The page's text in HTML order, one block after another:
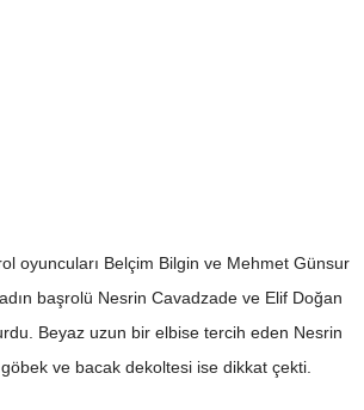
oyuncuları Belçim Bilgin ve Mehmet Günsur
başrolü Nesrin Cavadzade ve Elif Doğan
Beyaz uzun bir elbise tercih eden Nesrin
ve bacak dekoltesi ise dikkat çekti.